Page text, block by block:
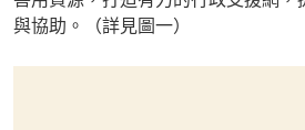
與協助。（詳見圖一）